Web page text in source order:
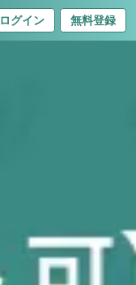
ログイン 無料登録